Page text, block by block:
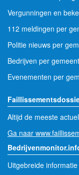
Vergunningen en
112 meldingen per
Politie nieuws per
Bedrijven per
Evenementen per
Altijd de meeste
Ga naar
Uitgebreide